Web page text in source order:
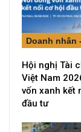
Hội nghị Tài
Việt Nam
vốn xanh kết
đầu tư